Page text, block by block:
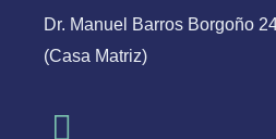
Dr. Manuel Barros Borgoño
(Casa Matriz)